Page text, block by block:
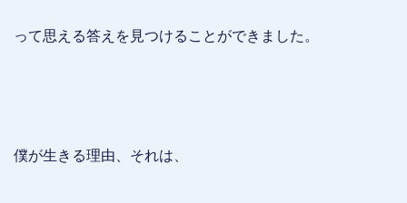
って思える答えを見つけることができました。
僕が生きる理由、それは、